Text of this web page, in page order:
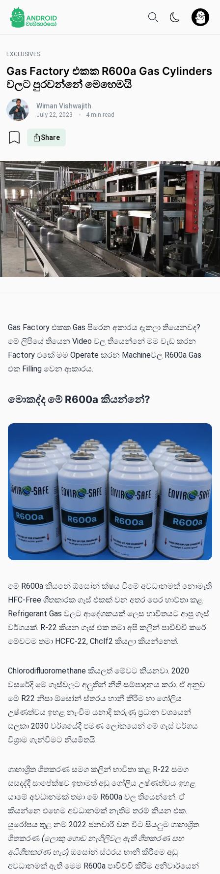
EXCLUSIVES
Gas Factory එකක R600a Gas Cylinders
වලට පුරවන්නේ මෙහෙමයි
Wiman Vishwajith
July 22, 2023 4 min read
Share
Gas Factory එකක Gas පිරෙන අකාරය දැකලා තියෙනවද?
මේ ලිපියේ තියෙන Video වල තියෙන්නේ මම වැඩ කරන
Factory එකේ මම Operate කරන Machineවල R600a Gas
එක Filling වෙන ආකාරය.
මොකද්ද මේ R600a කියන්නේ?
මේ R600a කියනේ ඕසෝන් ක්ෂය වීමේ අවධානමක් නොමැති
HFC-Free ශීතකාරක ගෑස් එකක් වන අතර පෙර භාව්තා කළ
Refrigerant Gas වලට ආදේශකයක් ලෙස භාවිතයට ආපු ගෑස්
වර්ගයක්. R-22 කියන ගෑස් එක තමා අපි කලින් පාවිච්චි කරේ.
මේවටම තමා HCFC-22, Chclf2 කියලා කියන්නෙත්.
Chlorodifluoromethane කියලත් මේවට කියනවා. 2020
වසරේදි මේ ගෑස්වලට අලුතින් නීති සම්පාදනය කරා. ඒ අනුව
මේ R22 නිසා ඕසෝන් ස්තරය හානී කිරීම හා ගෝලිය
උෂ්ණත්වය ඉහළ නැංවීම යනාදි කරුණු ප්‍රධාන වශයෙන්
සලකා 2030 වර්ශයේදී පමණ ලෝකයෙන් මේ ගෑස් වර්ගය
විශ්‍රාම ගැන්වීමට නියමිතයි.
ගෘහාශ්‍රිත ශීතකරණ සමග කලින් භාවිතා කළ R-22 සමග
සසදද්දී සාපේක්ෂව ඉතාමත් අඩු ගෝලීය උෂ්ණත්වය ඉහළ
යාමේ අවධානමක් තමා මේ R600a වල තියෙන්නේ. ඒ
කියන්නෙ එහෙම අවධානමක් නැතිම තරම් කියන එක.
යුරෝපය තුළ නම් 2022 ජනවාරි වන විට සියලුම ගෘහාශ්‍රිත
ශීතකරණ (ලොකු ගොඩ නැගිලිවල ඇති ශීතකරණ සහ
අධිශීතකරණ හැර) ඔසෝන් ස්ථරය හානි කිරීමෙ අඩු
අවධානමක් ඇති මෙම R600a පාවිච්චි කිරීම අනිවාර්යෙන්